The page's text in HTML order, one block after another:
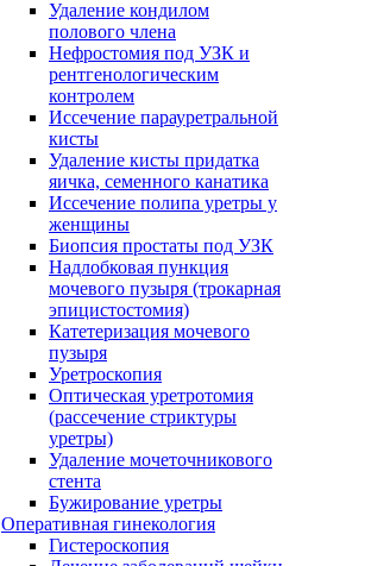
Удаление кондилом
полового члена
Нефростомия под УЗК и
рентгенологическим
контролем
Иссечение парауретральной
кисты
Удаление кисты придатка
яичка, семенного канатика
Иссечение полипа уретры у
женщины
Биопсия простаты под УЗК
Надлобковая пункция
мочевого пузыря (трокарная
эпицистостомия)
Катетеризация мочевого
пузыря
Уретроскопия
Оптическая уретротомия
(рассечение стриктуры
уретры)
Удаление мочеточникового
стента
Бужирование уретры
Оперативная гинекология
Гистероскопия